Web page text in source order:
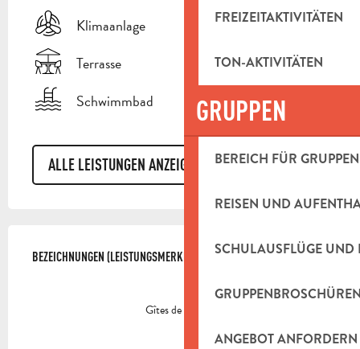
FREIZEITAKTIVITÄTEN
TON-AKTIVITÄTEN
GRUPPEN
BEREICH FÜR GRUPPEN
REISEN UND
SCHULAUSFLÜGE UND
ANGEBOT ANFORDERN
Klimaanlage
Terrasse
Schwimmbad
ALLE LEISTUNGEN ANZEIGEN
LEISTUNGENSMÖGLICHKEITEN
BEZEICHNUNGEN (LEISTUNGSMERKMALE)
BEZEICHNUNGEN (LEISTUNGSMERKMALE)
Gîtes de France